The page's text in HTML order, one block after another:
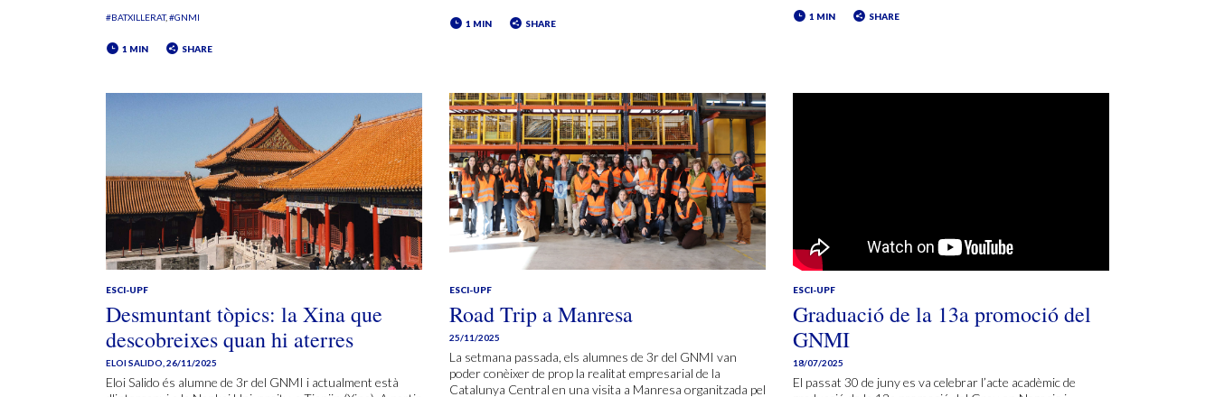
#BATXILLERAT #GNMI
1 MIN SHARE
1 MIN SHARE
1 MIN SHARE
ESCI-UPF
Desmuntant tòpics: la Xina que
descobreixes quan hi aterres
ELOI SALIDO,26/11/2025
Eloi Salido és alumne de 3r del GNMI i actualment està
ESCI-UPF
Road Trip a Manresa
25/11/2025
La setmana passada, els alumnes de 3r del GNMI van
poder conèixer de prop la realitat empresarial de la
Catalunya Central en una visita a Manresa organitzada pel
ESCI-UPF
Graduació de la 13a promoció del
GNMI
18/07/2025
El passat 30 de juny es va celebrar l’acte acadèmic de